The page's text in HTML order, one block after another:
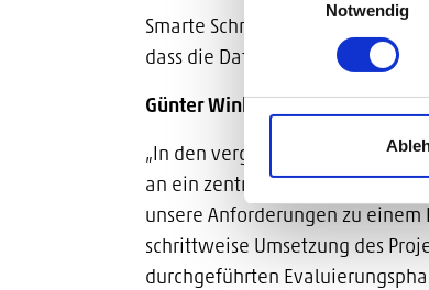
Notwendig
Smarte Schnittstellen zwischen
dass die Daten zu Prozessen,
Günter Winkler – Leitung IT
„In den vergangenen Monaten
an ein zentrales System
unsere Anforderungen zu
schrittweise Umsetzung des
durchgeführten